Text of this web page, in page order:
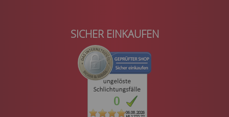
SICHER EINKAUFEN